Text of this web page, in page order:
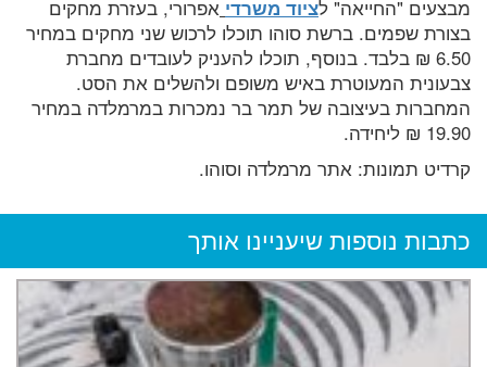
מבצעים "החייאה" לציוד משרדי אפרורי, בעזרת מחקים
בצורת שפמים. ברשת סוהו תוכלו לרכוש שני מחקים במחיר
6.50 ₪ בלבד. בנוסף, תוכלו להעניק לעובדים מחברת
צבעונית המעוטרת באיש משופם ולהשלים את הסט.
המחברות בעיצובה של תמר בר נמכרות במרמלדה במחיר
19.90 ₪ ליחידה.
קרדיט תמונות: אתר מרמלדה וסוהו.
כתבות נוספות שיעניינו אותך